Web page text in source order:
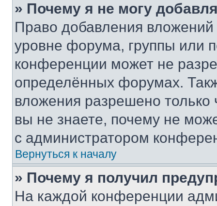
» Почему я не могу
Право добавления
уровне форума, группы или
конференции может не
определённых форумах.
вложения разрешено
вы не знаете, почему не
с администратором
Вернуться к началу
» Почему я получил
На каждой конференции